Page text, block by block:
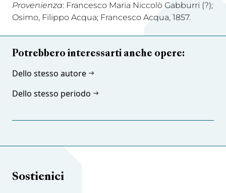
Provenienza: Francesco Maria Niccolò Gabburri (?);
Osimo, Filippo Acqua; Francesco Acqua, 1857.
Potrebbero interessarti anche opere:
Dello stesso autore
Dello stesso periodo
Sostienici